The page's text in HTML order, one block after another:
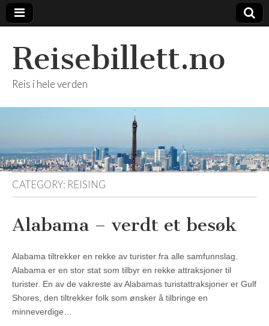
Reisebillett.no
Reis i hele verden
CATEGORY: REISING
Alabama – verdt et besøk
Alabama tiltrekker en rekke av turister fra alle samfunnslag.
Alabama er en stor stat som tilbyr en rekke attraksjoner til
turister. En av de vakreste av Alabamas turistattraksjoner er Gulf
Shores, den tiltrekker folk som ønsker å tilbringe en
minneverdige…